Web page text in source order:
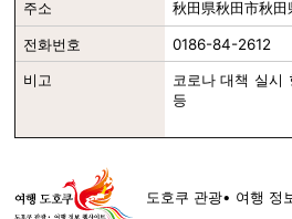
주소 秋田県秋田市秋
전화번호 0186-84-2612
비고
코로나 대책 실시
등
도호쿠 관광• 여행 정